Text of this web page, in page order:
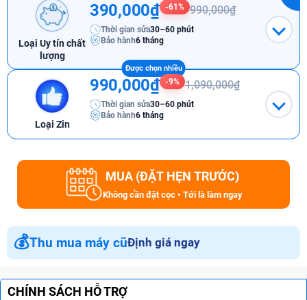
Loại Uy tín chất
lượng
390,000₫ -61% 990,000₫
Thời gian sửa30–60 phút
Bảo hành6 tháng
Loại Zin
990,000₫ -9% 1,090,000₫
Thời gian sửa30–60 phút
Bảo hành6 tháng
MUA (ĐẶT HẸN TRƯỚC)
Không cần đặt cọc • Tới là làm ngay
💰Thu mua máy cũĐịnh giá ngay
CHÍNH SÁCH HỖ TRỢ